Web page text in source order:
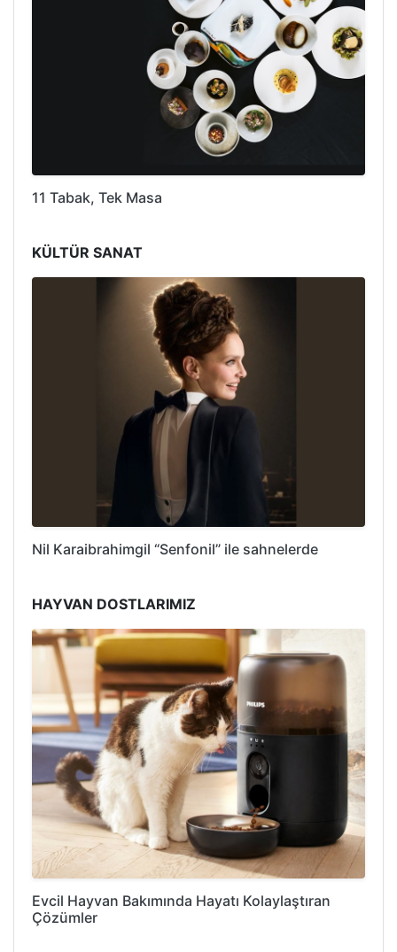
11 Tabak, Tek Masa
KÜLTÜR SANAT
Nil Karaibrahimgil “Senfonil” ile sahnelerde
HAYVAN DOSTLARIMIZ
Evcil Hayvan Bakımında Hayatı Kolaylaştıran
Çözümler